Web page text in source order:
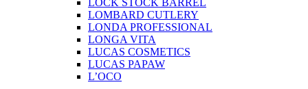
LOCK STOCK BARREL
LOMBARD CUTLERY
LONDA PROFESSIONAL
LONGA VITA
LUCAS COSMETICS
LUCAS PAPAW
L’OCO